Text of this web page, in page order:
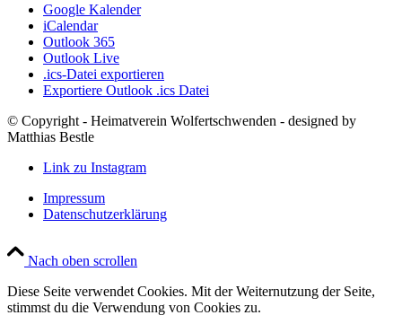
Google Kalender
iCalendar
Outlook 365
Outlook Live
.ics-Datei exportieren
Exportiere Outlook .ics Datei
© Copyright - Heimatverein Wolfertschwenden - designed by
Matthias Bestle
Link zu Instagram
Impressum
Datenschutzerklärung
Nach oben scrollen
Diese Seite verwendet Cookies. Mit der Weiternutzung der Seite,
stimmst du die Verwendung von Cookies zu.